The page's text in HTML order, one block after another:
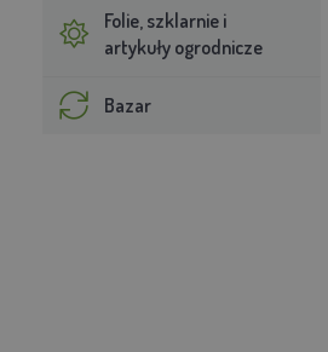
Folie, szklarnie i
artykuły ogrodnicze
Bazar